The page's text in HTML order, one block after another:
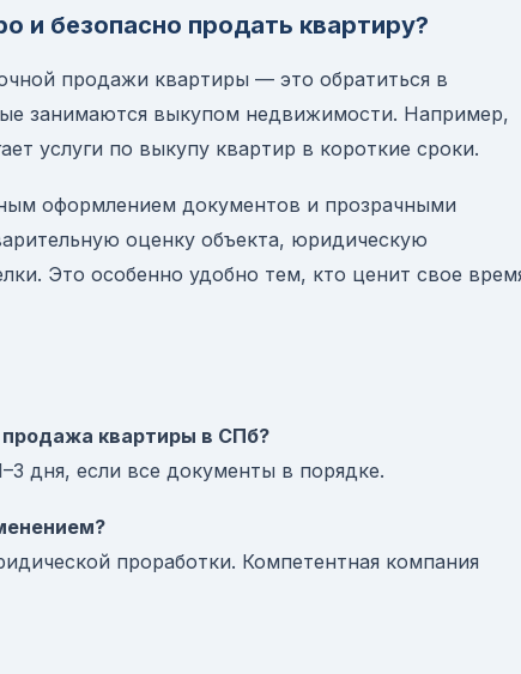
и безопасно продать квартиру?
продажи квартиры — это обратиться в
занимаются выкупом недвижимости. Например,
услуги по выкупу квартир в короткие сроки.
оформлением документов и прозрачными
оценку объекта, юридическую
Это особенно удобно тем, кто ценит свое
квартиры в СПб?
дня, если все документы в порядке.
проработки. Компетентная компания